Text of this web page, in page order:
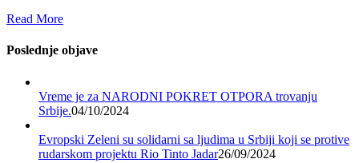
Read More
Poslednje objave
Vreme je za NARODNI POKRET OTPORA trovanju
Srbije.04/10/2024
Evropski Zeleni su solidarni sa ljudima u Srbiji koji se protive
rudarskom projektu Rio Tinto Jadar26/09/2024